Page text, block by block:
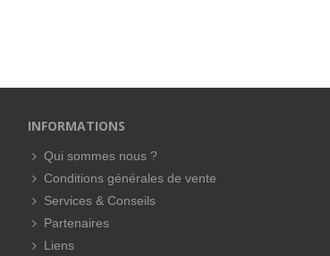
INFORMATIONS
Qui sommes nous ?
Conditions générales de vente
Services & Conseils
Partenaires
Liens